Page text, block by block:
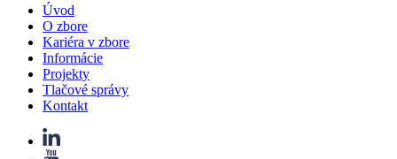
Úvod
O zbore
Kariéra v zbore
Informácie
Projekty
Tlačové správy
Kontakt